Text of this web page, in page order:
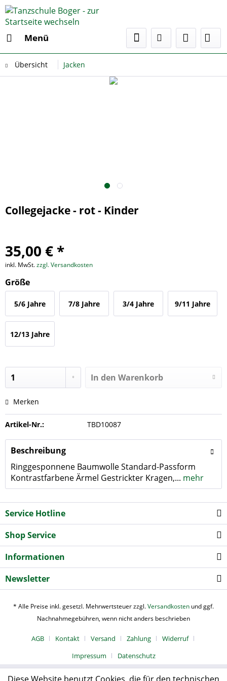
Menü
Übersicht Jacken
Collegejacke - rot - Kinder
35,00 € *
inkl. MwSt.zzgl. Versandkosten
Größe
5/6 Jahre 7/8 Jahre 3/4 Jahre 9/11 Jahre
12/13 Jahre
In den Warenkorb
Merken
Artikel-Nr.: TBD10087
Beschreibung
Ringgesponnene Baumwolle Standard-Passform
Kontrastfarbene Ärmel Gestrickter Kragen,... mehr
Service Hotline
Shop Service
Informationen
Newsletter
* Alle Preise inkl. gesetzl. Mehrwertsteuer zzgl.Versandkosten und ggf.
Nachnahmegebühren, wenn nicht anders beschrieben
AGB Kontakt Versand Zahlung
Widerruf
Impressum
Datenschutz